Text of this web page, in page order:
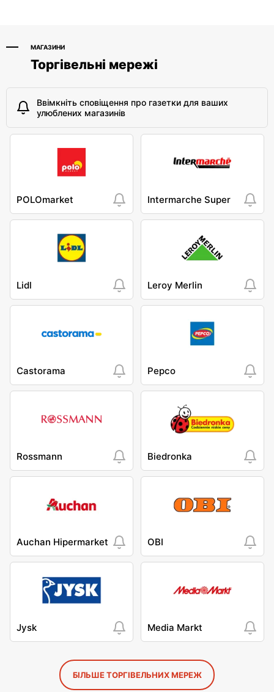
МАГАЗИНИ
Торгівельні мережі
Ввімкніть сповіщення про газетки для ваших
улюблених магазинів
POLOmarket Intermarche Super
Lidl Leroy Merlin
Castorama Pepco
Rossmann Biedronka
Auchan Hipermarket OBI
Jysk Media Markt
БІЛЬШЕ ТОРГІВЕЛЬНИХ МЕРЕЖ